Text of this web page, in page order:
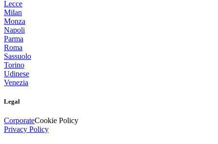
Lecce
Milan
Monza
Napoli
Parma
Roma
Sassuolo
Torino
Udinese
Venezia
Legal
CorporateCookie Policy
Privacy Policy